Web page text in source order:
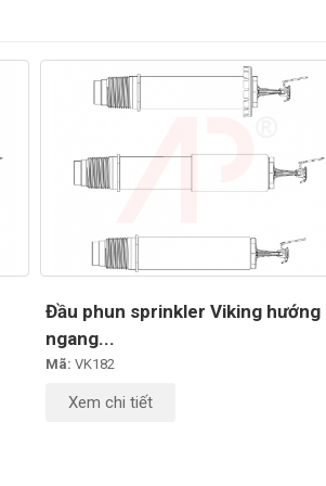
Đầu phun sprinkler Viking hướng
ngang...
Mã: VK182
Xem chi tiết